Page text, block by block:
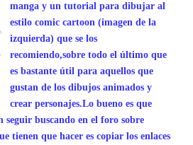
manga y un tutorial para dibujar al
estilo comic cartoon (imagen de la
izquierda) que se los
recomiendo,sobre todo el último que
es bastante útil para aquellos que
gustan de los dibujos animados y
crear personajes.Lo bueno es que
seguir buscando en el foro sobre
tienen que hacer es copiar los enlaces